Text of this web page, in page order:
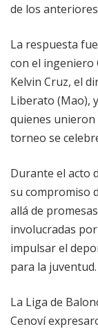
de los
La respuesta
con el ingeniero
Kelvin Cruz, el
Liberato (Mao),
quienes
torneo se
Durante el acto
su compromiso
allá de
involucradas
impulsar el
para la juventud.
La Liga de
Cenoví